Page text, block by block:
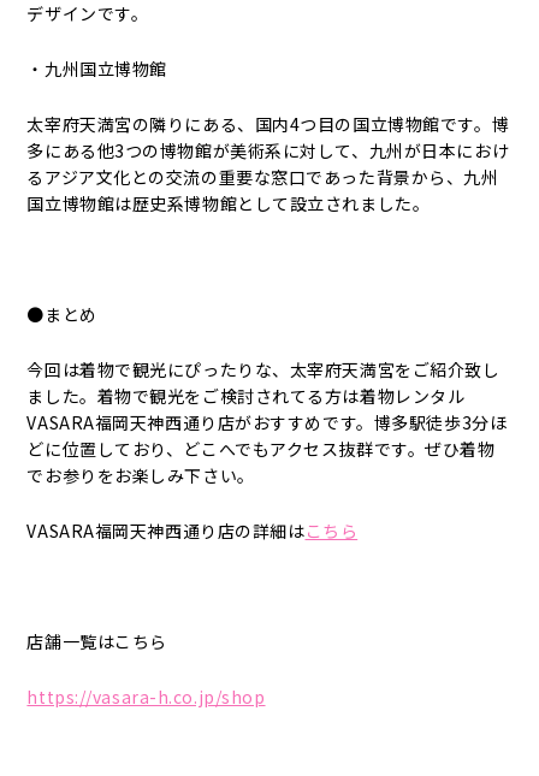
デザインです。
・九州国立博物館
太宰府天満宮の隣りにある、国内4つ目の国立博物館です。博
多にある他3つの博物館が美術系に対して、九州が日本におけ
るアジア文化との交流の重要な窓口であった背景から、九州
国立博物館は歴史系博物館として設立されました。
●まとめ
今回は着物で観光にぴったりな、太宰府天満宮をご紹介致し
ました。着物で観光をご検討されてる方は着物レンタル
VASARA福岡天神西通り店がおすすめです。博多駅徒歩3分ほ
どに位置しており、どこへでもアクセス抜群です。ぜひ着物
でお参りをお楽しみ下さい。
VASARA福岡天神西通り店の詳細はこちら
店舗一覧はこちら
https://vasara-h.co.jp/shop